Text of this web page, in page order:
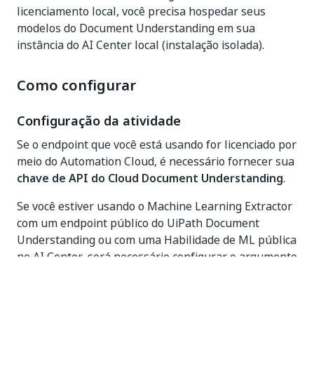
licenciamento local, você precisa hospedar seus
modelos do Document Understanding em sua
instância do AI Center local (instalação isolada).
Como configurar
Configuração da atividade
Se o endpoint que você está usando for licenciado por
meio do Automation Cloud, é necessário fornecer sua
chave de API do Cloud Document Understanding.
Se você estiver usando o Machine Learning Extractor
com um endpoint público do UiPath Document
Understanding ou com uma Habilidade de ML pública
no AI Center, será necessário configurar o argumento